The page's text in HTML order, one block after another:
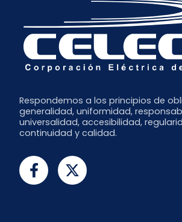
Respondemos a los principios de
generalidad, uniformidad,
universalidad, accesibilidad,
continuidad y calidad.